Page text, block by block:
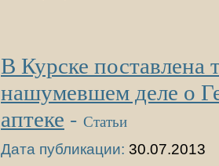
В Курске поставлена
нашумевшем деле о
аптеке - Статьи
Дата публикации: 30.07.2013